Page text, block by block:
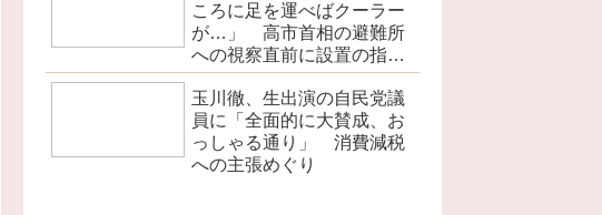
ころに足を運べばクーラー
が…」 高市首相の避難所
への視察直前に設置の指摘
で
玉川徹、生出演の自民党議
員に「全面的に大賛成、お
っしゃる通り」 消費減税
への主張めぐり